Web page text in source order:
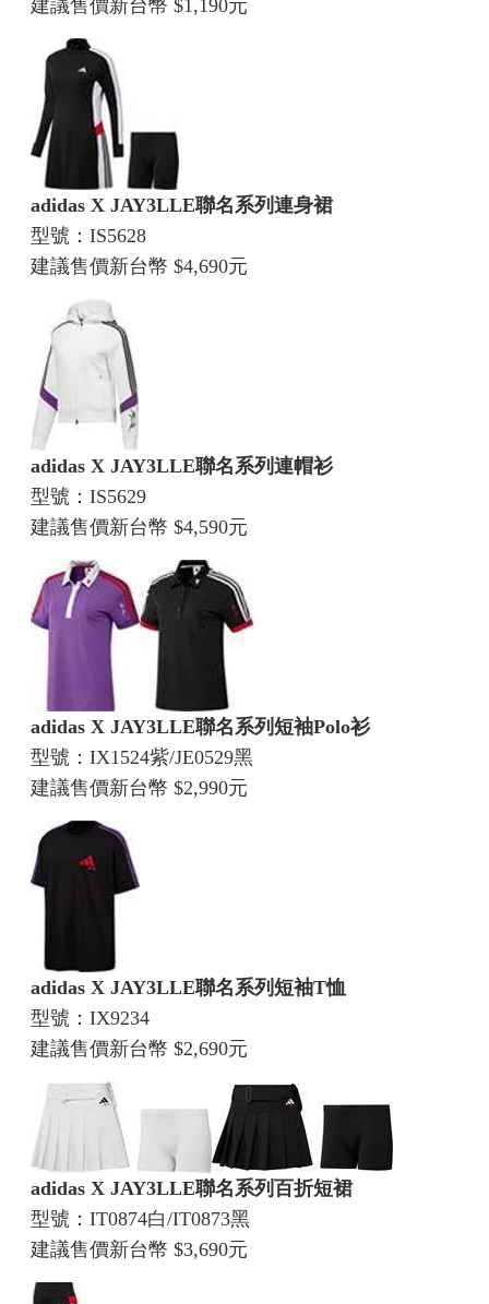
建議售價新台幣 $1,190元
adidas X JAY3LLE聯名系列連身裙
型號：IS5628
建議售價新台幣 $4,690元
adidas X JAY3LLE聯名系列連帽衫
型號：IS5629
建議售價新台幣 $4,590元
adidas X JAY3LLE聯名系列短袖Polo衫
型號：IX1524紫/JE0529黑
建議售價新台幣 $2,990元
adidas X JAY3LLE聯名系列短袖T恤
型號：IX9234
建議售價新台幣 $2,690元
adidas X JAY3LLE聯名系列百折短裙
型號：IT0874白/IT0873黑
建議售價新台幣 $3,690元